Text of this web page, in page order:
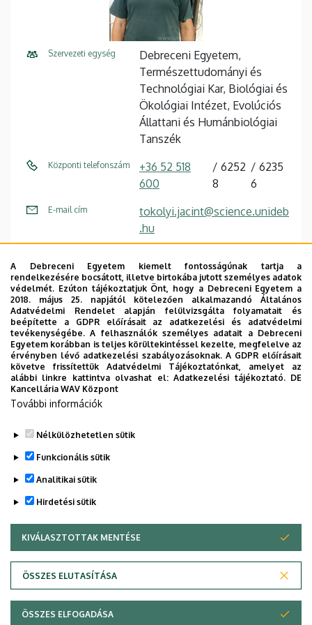
Szervezeti egység
Debreceni Egyetem,
Természettudományi és
Technológiai Kar, Biológiai és
Ökológiai Intézet, Evolúciós
Állattani és Humánbiológiai
Tanszék
Központi telefonszám
+36 52 518
600
6252
8
6235
6
E-mail cím
tokolyi.jacint@science.unideb
.hu
Cím
4032 Debrecen, Egyetem tér
1.
Épület Élettudományi labor épület
Emelet, ajtó
1. emelet, 1.202, 1.047
(dolgozószoba, labor)
Weboldal
Adatvédelem
A Debreceni Egyetem kiemelt fontosságúnak tartja a
rendelkezésére bocsátott, illetve birtokába jutott személyes adatok
védelmét. Ezúton tájékoztatjuk Önt, hogy a Debreceni Egyetem a
2018. május 25. napjától kötelezően alkalmazandó Általános
Adatvédelmi Rendelet alapján felülvizsgálta folyamatait és
beépítette a GDPR előírásait az adatkezelési és adatvédelmi
tevékenységébe. A felhasználók személyes adatait a Debreceni
Egyetem korábban is teljes körültekintéssel kezelte, megfelelve az
érvényben lévő adatkezelési szabályozásoknak. A GDPR előírásait
követve frissítettük Adatvédelmi Tájékoztatónkat, amelyet az
alábbi linkre kattintva olvashat el:Adatkezelési tájékoztató. DE
Kancellária WAV Központ
További információk
Nélkülözhetetlen sütik
Funkcionális sütik
Analitikai sütik
Hirdetési sütik
KIVÁLASZTOTTAK MENTÉSE
ÖSSZES ELUTASÍTÁSA
WITHDRAW CONSENT
ÖSSZES ELFOGADÁSA